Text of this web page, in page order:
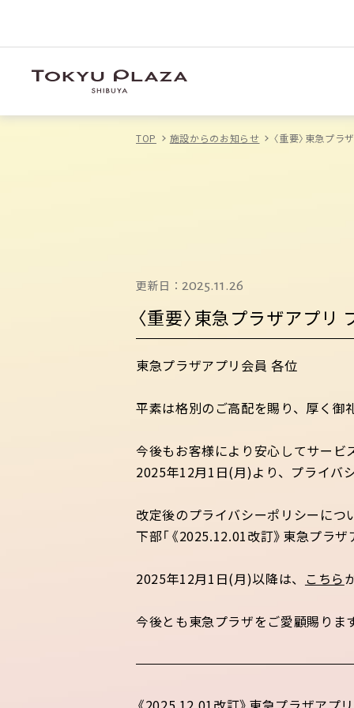
TOP 施設からのお知らせ 〈重要〉東急プ
更新日：2025.11.26
〈重要〉東急プラザアプ
東急プラザアプリ会員 各位
平素は格別のご高配を賜り、厚く御
今後もお客様により安心してサー
2025年12月1日(月)より、プライバ
改定後のプライバシーポリシーにつ
下部「《2025.12.01改訂》東急プラ
2025年12月1日(月)以降は、 こちら
今後とも東急プラザをご愛顧賜りま